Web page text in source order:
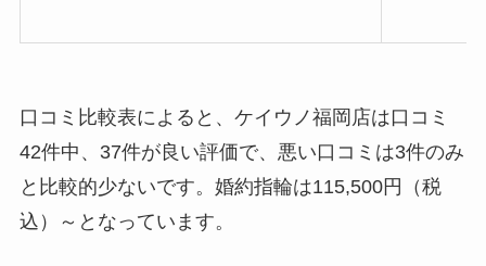
口コミ比較表によると、ケイウノ福岡店は口コミ
42件中、37件が良い評価で、悪い口コミは3件のみ
と比較的少ないです。婚約指輪は115,500円（税
込）～となっています。